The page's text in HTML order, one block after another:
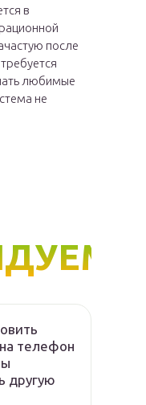
в
после
любимые
не
телефон
другую